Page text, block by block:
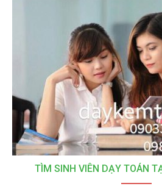
TÌM SINH VIÊN DẠY TOÁN